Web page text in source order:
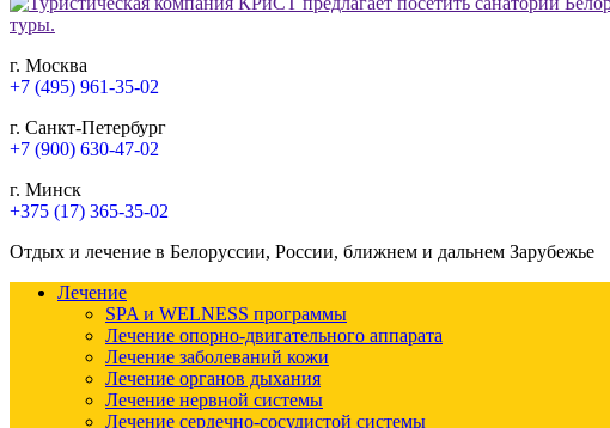
г. Москва
+7 (495) 961-35-02
г. Санкт-Петербург
+7 (900) 630-47-02
г. Минск
+375 (17) 365-35-02
Отдых и лечение в Белоруссии, России, ближнем и дальнем Зарубежье
Лечение
SPA и WELNESS программы
Лечение опорно-двигательного аппарата
Лечение заболеваний кожи
Лечение органов дыхания
Лечение нервной системы
Лечение сердечно-сосудистой системы